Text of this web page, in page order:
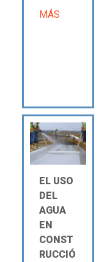
MÁS
EL USO
DEL
AGUA
EN
CONST
RUCCIÓ